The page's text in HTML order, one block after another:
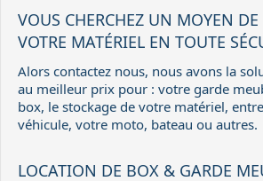
VOUS CHERCHEZ UN MOYEN DE
VOTRE MATÉRIEL EN TOUTE
Alors contactez nous, nous avons la
au meilleur prix pour : votre garde
box, le stockage de votre matériel,
véhicule, votre moto, bateau ou autres.
LOCATION DE BOX & GARDE